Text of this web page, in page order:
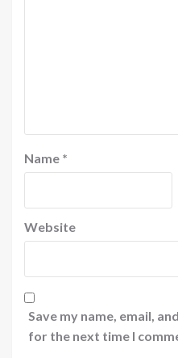
Name *
Website
Save my name, email,
for the next time I